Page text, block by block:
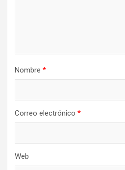
Nombre *
Correo electrónico *
Web